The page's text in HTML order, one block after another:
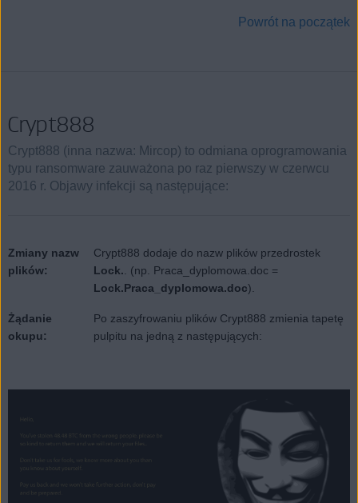
Powrót na początek
Crypt888
Crypt888 (inna nazwa: Mircop) to odmiana oprogramowania
typu ransomware zauważona po raz pierwszy w czerwcu
2016 r. Objawy infekcji są następujące:
Zmiany nazw
plików:
Crypt888 dodaje do nazw plików przedrostek
Lock. . (np. Praca_dyplomowa.doc =
Lock.Praca_dyplomowa.doc).
Żądanie
okupu:
Po zaszyfrowaniu plików Crypt888 zmienia tapetę
pulpitu na jedną z następujących: